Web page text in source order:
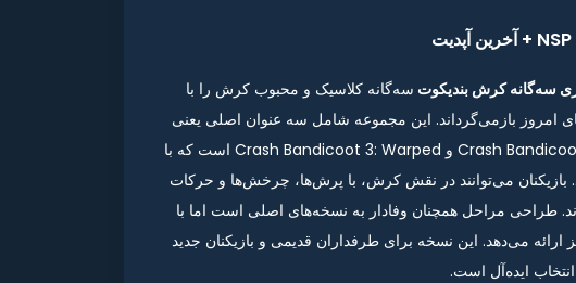
سه‌گانه کلاسیک و محبوب کرش را با
امروز بازمی‌گرداند. این مجموعه شامل سه عنوان اصلی یعنی
Crash Bandicoot، Crash Bandicoot 2: Cortex Strikes Back و Crash Bandicoot 3: Warped است که با
بازیکنان می‌توانند در نقش کرش، با پرش‌ها، چرخش‌ها و حرکات
طراحی مراحل همچنان وفادار به نسخه‌های اصلی است اما با
ارائه می‌دهد. این نسخه برای طرفداران قدیمی و بازیکنان جدید
ایده‌آل است.